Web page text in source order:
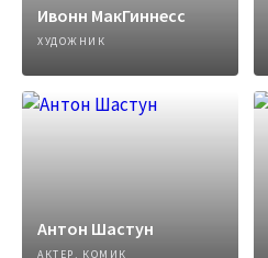
Ивонн МакГиннесс
ХУДОЖНИК
Антон Шастун
АКТЕР, КОМИК